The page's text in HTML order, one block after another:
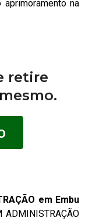
na
retire
em Embu
ADMINISTRAÇÃO